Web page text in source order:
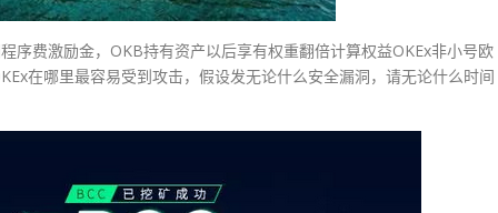
序费激励金，OKB持有资产以后享有权重翻倍计算权益OKEx非小号欧
在哪里最容易受到攻击，假设发无论什么安全漏洞，请无论什么时间